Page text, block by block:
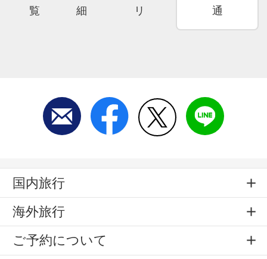
覧
細
リ
通
国内旅行
海外旅行
ご予約について